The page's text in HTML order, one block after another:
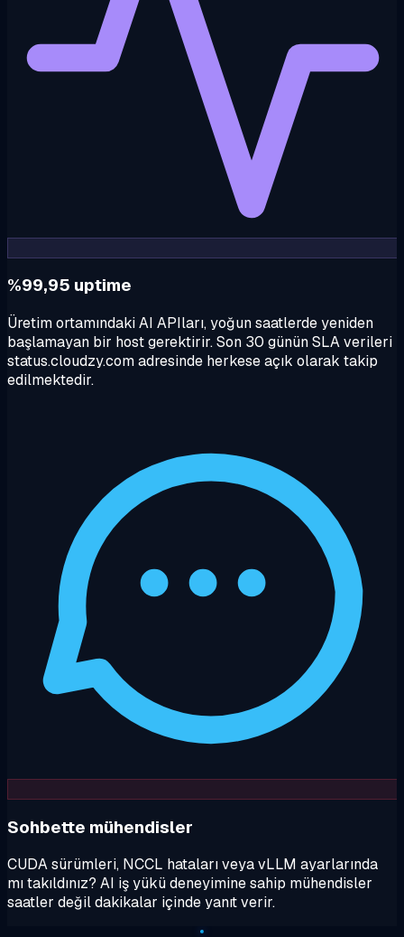
%99,95 uptime
Üretim ortamındaki AI APIları, yoğun saatlerde yeniden
başlamayan bir host gerektirir. Son 30 günün SLA verileri
status.cloudzy.com adresinde herkese açık olarak takip
edilmektedir.
Sohbette mühendisler
CUDA sürümleri, NCCL hataları veya vLLM ayarlarında
mı takıldınız? AI iş yükü deneyimine sahip mühendisler
saatler değil dakikalar içinde yanıt verir.